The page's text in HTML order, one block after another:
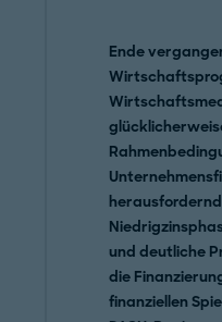
Ende
und deutliche
die
finanziellen